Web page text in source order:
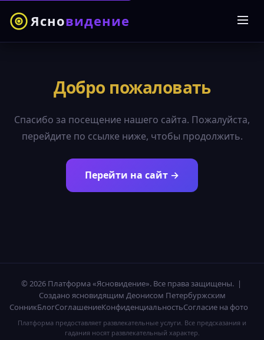
Ясновидение
Добро пожаловать
Спасибо за посещение нашего сайта. Пожалуйста,
перейдите по ссылке ниже, чтобы продолжить.
Перейти на сайт →
© 2026 Платформа «Ясновидение». Все права защищены. |
Создано ясновидящим Деонисом Петербуржским
СонникБлогСоглашениеКонфиденциальностьСогласие на фото
Платформа предоставляет развлекательные услуги. Все предсказания и
гадания носят развлекательный характер.